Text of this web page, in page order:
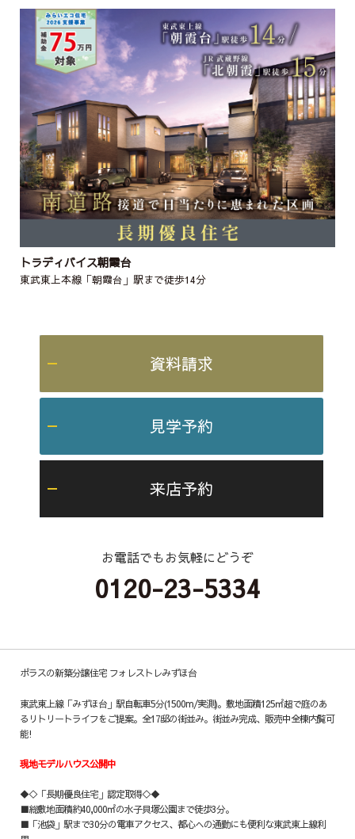
トラディバイス朝霞台
東武東上本線「朝霞台」駅まで徒歩14分
資料請求
見学予約
来店予約
お電話でもお気軽にどうぞ
0120-23-5334
ポラスの新築分譲住宅 フォレストレみずほ台
東武東上線「みずほ台」駅自転車5分(1500m/実測)。敷地面積125㎡超で庭のあ
るリトリートライフをご提案。全17邸の街並み。街並み完成、販売中全棟内覧可
能!
現地モデルハウス公開中
◆◇「長期優良住宅」認定取得◇◆
■総敷地面積約40,000㎡の水子貝塚公園まで徒歩3分。
■「池袋」駅まで30分の電車アクセス、都心への通勤にも便利な東武東上線利